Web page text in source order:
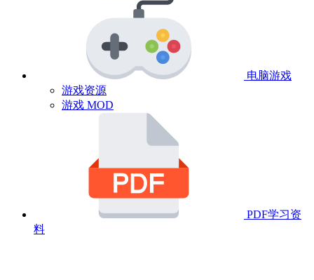
电脑游戏
游戏资源
游戏 MOD
PDF学习资
料